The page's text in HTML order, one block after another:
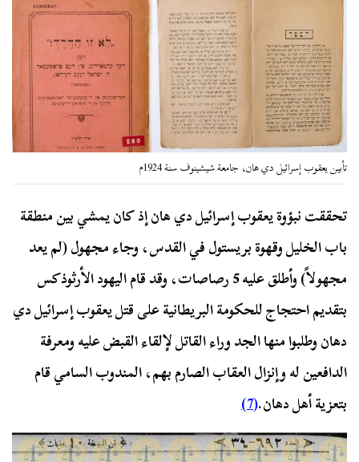
تأبين يعقوب إسرائيل دي هان، جامعة شيشينوف سنة 1924م
تحققت نبؤوة يعقوب إسرائيل دي هان إذ كان يمشي بين منطقة
باب الخليل وقهوة بريستول في القدس، وجاء مجهول (لم يعد
مجهولاً) وأطلق عليه 5 رصاصات، وقد قام اليهود الأرثوذكس
بتقديم احتجاج للحكومة البريطانية على قتل يعقوب إسرائيل دي
دهان وطلبوا منها الجد وراء القاتل لإلقاء القبض عليه ومعرفة
الدافعين له وإنزال العقاب الصارم بهم، المندوب السامي قام
بتعزية أهل دهان.(7)